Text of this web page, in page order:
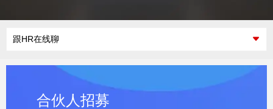
跟HR在线聊
合伙人招募